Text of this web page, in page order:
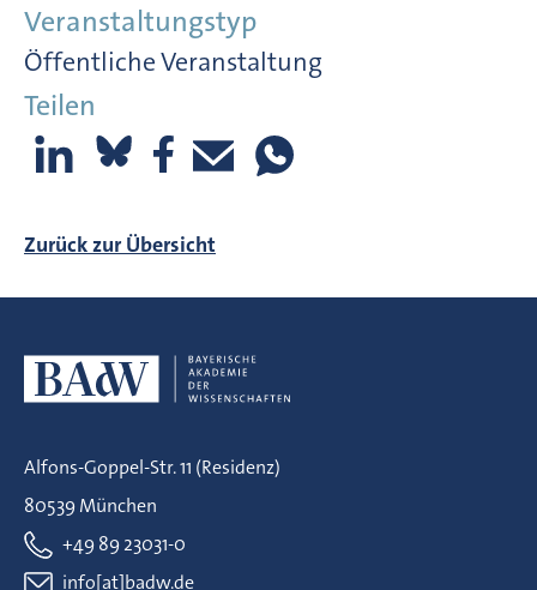
Veranstaltungstyp
Öffentliche Veranstaltung
Teilen
Zurück zur Übersicht
Alfons-Goppel-Str. 11 (Residenz)
80539 München
+49 89 23031-0
info[at]badw.de